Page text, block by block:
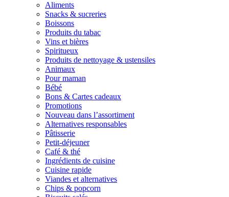
Aliments
Snacks & sucreries
Boissons
Produits du tabac
Vins et bières
Spiritueux
Produits de nettoyage & ustensiles
Animaux
Pour maman
Bébé
Bons & Cartes cadeaux
Promotions
Nouveau dans l’assortiment
Alternatives responsables
Pâtisserie
Petit-déjeuner
Café & thé
Ingrédients de cuisine
Cuisine rapide
Viandes et alternatives
Chips & popcorn